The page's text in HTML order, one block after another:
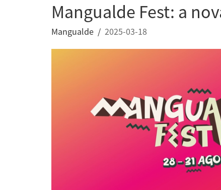
Mangualde Fest: a
Mangualde / 2025-03-18